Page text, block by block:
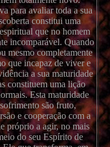
para avaliar toda a sua
constitui uma
que no homem
incomparável. Quando
mesmo completamente
que incapaz de viver e
a sua maturidade
constituem uma lição
Esta maturidade
são fruto,
e cooperação com a
próprio a agir, no mais
do seu Espírito de